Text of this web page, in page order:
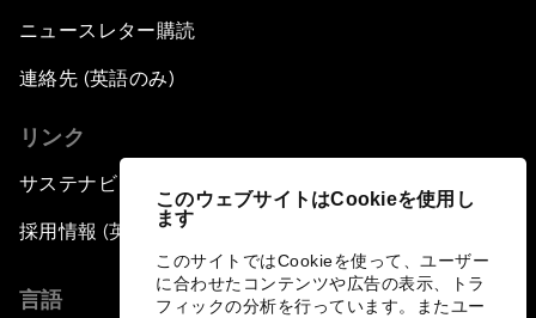
このウェブサイトはCookieを使用し
ます
このサイトではCookieを使って、ユーザー
に合わせたコンテンツや広告の表示、トラ
フィックの分析を行っています。またユー
ニュースレター購読
連絡先 (英語のみ)
リンク
サステナビリティへの取り組み
採用情報 (英語のみ)
言語